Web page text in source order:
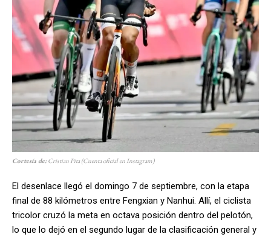
Cortesía de: Cristian Pita(Cuenta oficial en Instagram)
El desenlace llegó el domingo 7 de septiembre, con la etapa
final de 88 kilómetros entre Fengxian y Nanhui. Allí, el ciclista
tricolor cruzó la meta en octava posición dentro del pelotón,
lo que lo dejó en el segundo lugar de la clasificación general y